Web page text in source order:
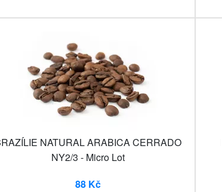
NATURAL ARABICA CERRADO
NY2/3 - Micro Lot
88 Kč